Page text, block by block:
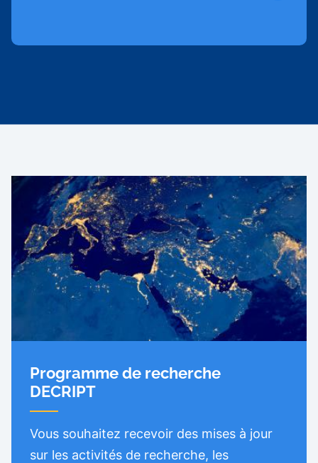
Programme de recherche
DECRIPT
Vous souhaitez recevoir des mises à jour
sur les activités de recherche, les